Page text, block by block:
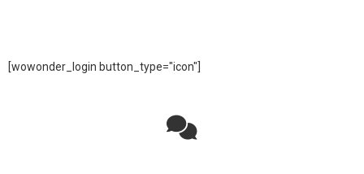
[wowonder_login button_type="icon"]